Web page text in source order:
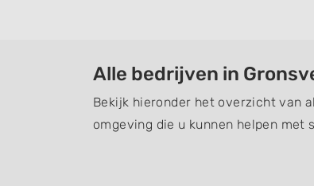
Alle bedrijven in
Bekijk hieronder het overzicht van
omgeving die u kunnen helpen met